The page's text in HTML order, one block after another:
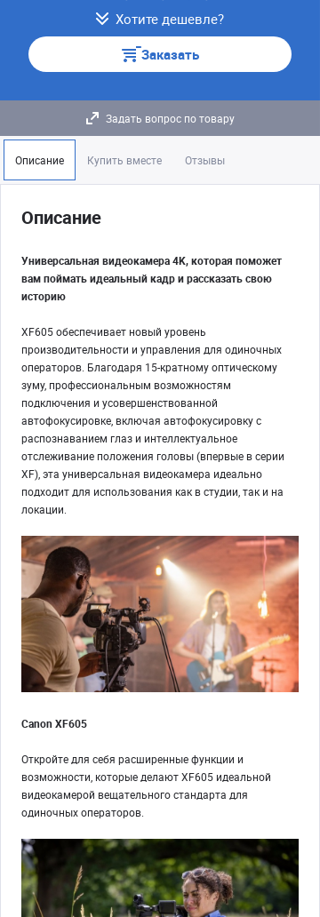
Хотите дешевле?
Заказать
Задать вопрос по товару
Описание Купить вместе Отзывы
Описание
Универсальная видеокамера 4K, которая поможет
вам поймать идеальный кадр и рассказать свою
историю
XF605 обеспечивает новый уровень
производительности и управления для одиночных
операторов. Благодаря 15-кратному оптическому
зуму, профессиональным возможностям
подключения и усовершенствованной
автофокусировке, включая автофокусировку с
распознаванием глаз и интеллектуальное
отслеживание положения головы (впервые в серии
XF), эта универсальная видеокамера идеально
подходит для использования как в студии, так и на
локации.
Canon XF605
Откройте для себя расширенные функции и
возможности, которые делают XF605 идеальной
видеокамерой вещательного стандарта для
одиночных операторов.